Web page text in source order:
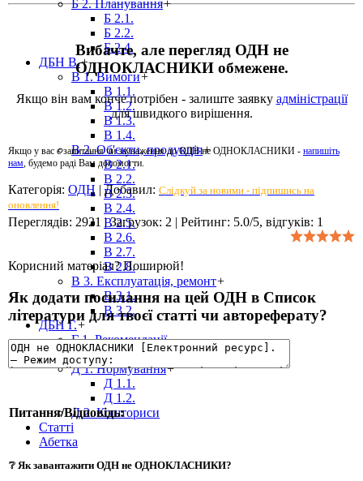
Б 2. Планування+
Б 2.1.
Б 2.2.
Б 2.4.
ДБН В.+
В 1. Вимоги+
В 1.1.
В 1.2.
В 1.3.
В 1.4.
В 2. Об'єкти, продукція+
В 2.1.
В 2.2.
В 2.3.
В 2.4.
В 2.5.
В 2.6.
В 2.7.
В 2.8.
В 3. Експлуатація, ремонт+
В 3.1.
В 3.2.
ДБН Г.+
Г 1. Рекомендації
ДБН Д.+
Д 1. Нормування+
Д 1.1.
Д 1.2.
Д 2. Кошториси
Статті
Абетка
Вибачте, але перегляд ОДН не
ОДНОКЛАСНИКИ обмежене.
Якщо він вам конче потрібен - залиште заявку адміністрації
для швидкого вирішення.
Якщо у вас є запитання чи зауваження до ОДН не ОДНОКЛАСНИКИ - напишіть
нам, будемо раді Вам допомогти.
Категорія: ОДН |Добавил: Слідкуй за новими - підпишись на
оновлення!
Переглядів: 2921 |Загрузок: 2 | Рейтинг: 5.0/5, відгуків: 1
Корисний матеріал? Поширюй!
Як додати посилання на цей ОДН в Список
літератури для твоєї статті чи автореферату?
Питання/Відповідь:
❔ Як завантажити ОДН не ОДНОКЛАСНИКИ?